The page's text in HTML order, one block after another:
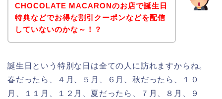
CHOCOLATE MACARONのお店で誕生日
特典などでお得な割引クーポンなどを配信
していないのかな～！？
誕生日という特別な日は全ての人に訪れますからね。
春だったら、４月、５月、６月、秋だったら、１０
月、１１月、１２月、夏だったら、７月、８月、９